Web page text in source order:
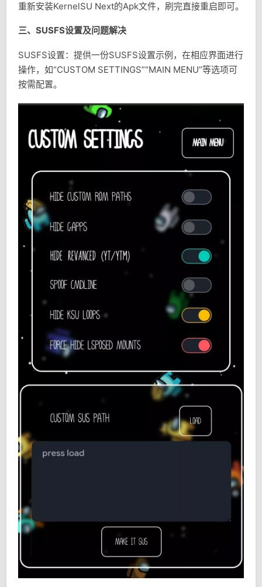
重新安装KernelSU Next的Apk文件，刷完直接重启即可。
三、SUSFS设置及问题解决
SUSFS设置：提供一份SUSFS设置示例，在相应界面进行
操作，如“CUSTOM SETTINGS”“MAIN MENU”等选项可
按需配置。